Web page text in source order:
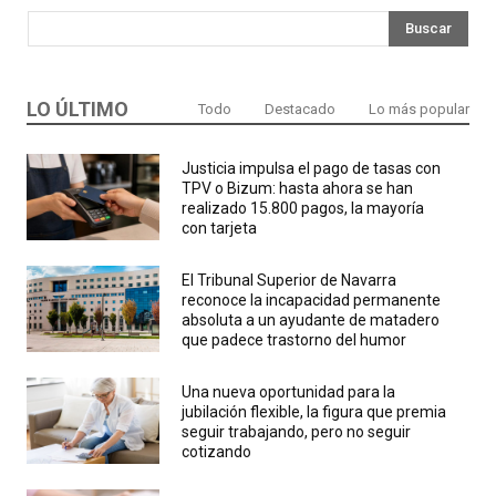
Buscar
LO ÚLTIMO Todo Destacado Lo más popular
Justicia impulsa el pago de tasas con
TPV o Bizum: hasta ahora se han
realizado 15.800 pagos, la mayoría
con tarjeta
El Tribunal Superior de Navarra
reconoce la incapacidad permanente
absoluta a un ayudante de matadero
que padece trastorno del humor
Una nueva oportunidad para la
jubilación flexible, la figura que premia
seguir trabajando, pero no seguir
cotizando